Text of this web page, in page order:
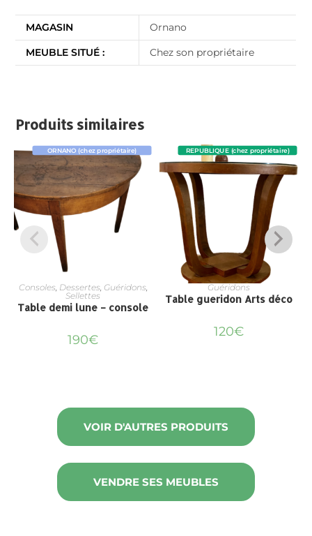
MAGASIN
Ornano
MEUBLE SITUÉ :
Chez son propriétaire
Produits similaires
ORNANO (chez propriétaire)
Consoles, Dessertes, Guéridons,
Sellettes
Table demi lune – console
190€
REPUBLIQUE (chez propriétaire)
Guéridons
Table gueridon Arts déco
120€
VOIR D'AUTRES PRODUITS
VENDRE SES MEUBLES